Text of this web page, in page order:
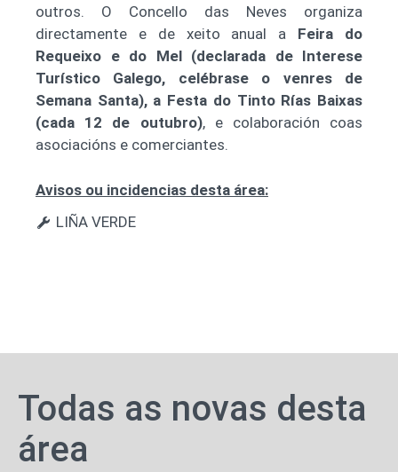
outros. O Concello das Neves organiza
directamente e de xeito anual a Feira do
Requeixo e do Mel (declarada de Interese
Turístico Galego, celébrase o venres de
Semana Santa), a Festa do Tinto Rías Baixas
(cada 12 de outubro), e colaboración coas
asociacións e comerciantes.
Avisos ou incidencias desta área:
LIÑA VERDE
Todas as novas desta
área